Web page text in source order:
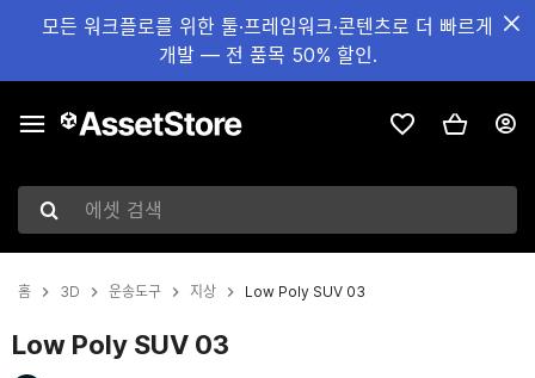
모든 워크플로를 위한 툴·프레임워크·콘텐츠로 더 빠르게
개발 — 전 품목 50% 할인.
에셋 검색
홈 3D 운송도구 지상 Low Poly SUV 03
Low Poly SUV 03